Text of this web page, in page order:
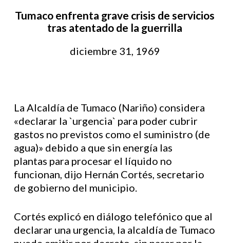
Tumaco enfrenta grave crisis de servicios
tras atentado de la guerrilla
diciembre 31, 1969
La Alcaldía de Tumaco (Nariño) considera
«declarar la `urgencia` para poder cubrir
gastos no previstos como el suministro (de
agua)» debido a que sin energía las
plantas para procesar el líquido no
funcionan, dijo Hernán Cortés, secretario
de gobierno del municipio.
Cortés explicó en diálogo telefónico que al
declarar una urgencia, la alcaldía de Tumaco